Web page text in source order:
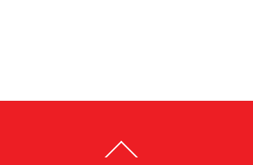
To